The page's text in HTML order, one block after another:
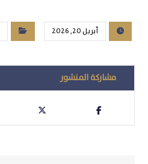
أبريل 20, 2026